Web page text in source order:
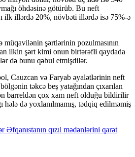
öhdəsinə götürüb. Bu neft
ilk illərdə 20%, növbəti illərdə isə 75%-ə
şərtlərinin pozulmasının
ilkin şərt kimi onun birtərəfli qaydada
də bunu qəbul etmişdilər.
Cauzcan və Faryab əyalətlərinin neft
təkcə beş yatağından çıxarılan
barreldən çox xam neft olduğu bildirilir
hələ də yoxlanılmamış, tədqiq edilməmiş
Əfqanıstanın qızıl mədənlərini qarət